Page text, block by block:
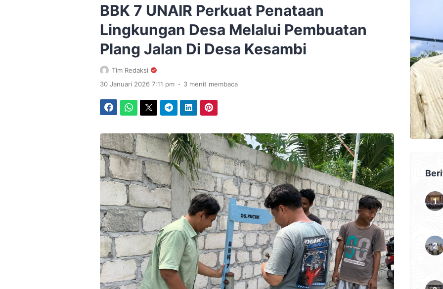
BBK 7 UNAIR Perkuat Penataan
Lingkungan Desa Melalui Pembuatan
Plang Jalan Di Desa Kesambi
Tim Redaksi
30 Januari 2026 7:11 pm . 3 menit membaca